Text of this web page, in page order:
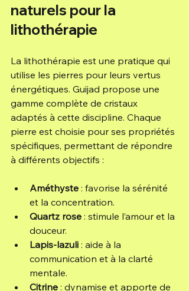
naturels pour la
lithothérapie
La lithothérapie est une pratique qui
utilise les pierres pour leurs vertus
énergétiques. Guijad propose une
gamme complète de cristaux
adaptés à cette discipline. Chaque
pierre est choisie pour ses propriétés
spécifiques, permettant de répondre
à différents objectifs :
Améthyste : favorise la sérénité
et la concentration.
Quartz rose : stimule l’amour et la
douceur.
Lapis-lazuli : aide à la
communication et à la clarté
mentale.
Citrine : dynamise et apporte de